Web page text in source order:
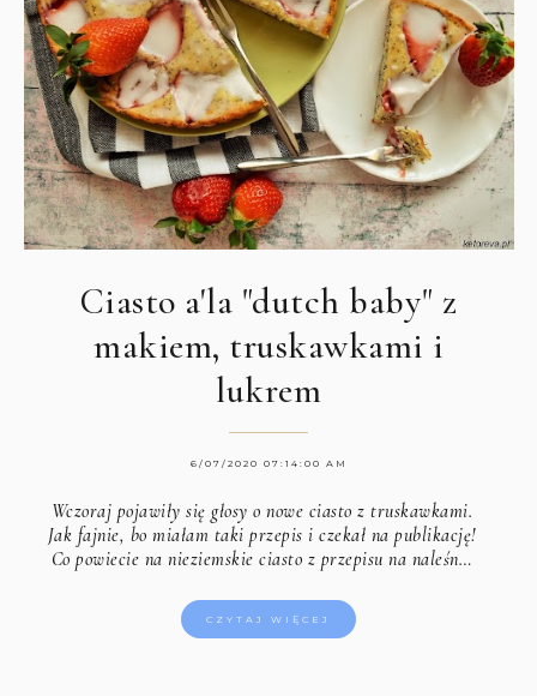
Ciasto a'la "dutch baby" z
makiem, truskawkami i
lukrem
6/07/2020 07:14:00 AM
Wczoraj pojawiły się głosy o nowe ciasto z truskawkami.
Jak fajnie, bo miałam taki przepis i czekał na publikację!
Co powiecie na nieziemskie ciasto z przepisu na naleśn…
CZYTAJ WIĘCEJ